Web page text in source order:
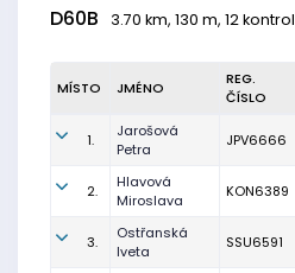
D60B 3.70 km, 130 m, 12 kontrol
MÍSTO JMÉNO
REG.
ČÍSLO
1.
Jarošová
Petra
JPV6666
2.
Hlavová
Miroslava
KON6389
3.
Ostřanská
Iveta
SSU6591